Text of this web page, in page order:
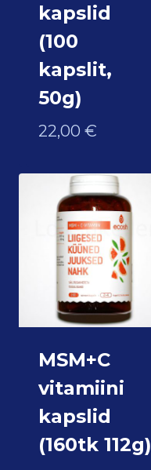
kapslid
(100
kapslit,
50g)
22,00 €
MSM+C
vitamiini
kapslid
(160tk 112g)